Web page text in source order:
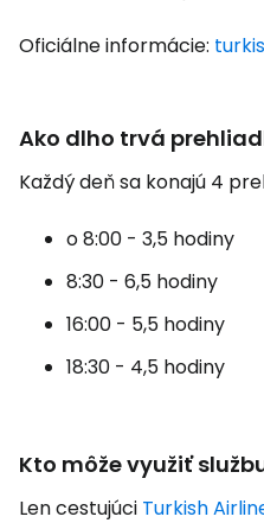
Oficiálne informácie:
Ako dlho trvá
Každý deň sa konajú 4
o 8:00 - 3,5 hodiny
8:30 - 6,5 hodiny
16:00 - 5,5 hodiny
18:30 - 4,5 hodiny
Kto môže využiť
Len cestujúci Turkish